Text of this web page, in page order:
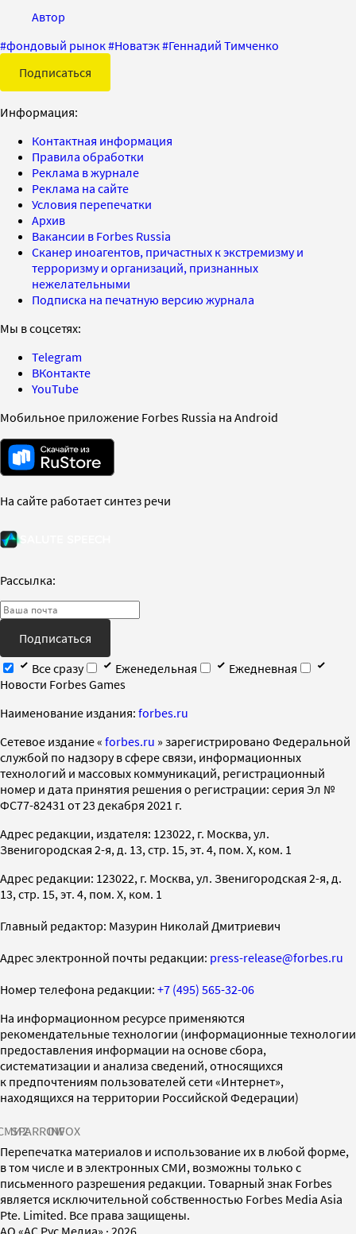
Автор
#фондовый рынок#Новатэк#Геннадий Тимченко
Подписаться
Информация:
Контактная информация
Правила обработки
Реклама в журнале
Реклама на сайте
Условия перепечатки
Архив
Вакансии в Forbes Russia
Сканер иноагентов, причастных к экстремизму и
терроризму и организаций, признанных
нежелательными
Подписка на печатную версию журнала
Мы в соцсетях:
Telegram
ВКонтакте
YouTube
Мобильное приложение Forbes Russia на Android
На сайте работает синтез речи
Рассылка:
Подписаться
Все сразу
Еженедельная
Ежедневная
Новости Forbes Games
Наименование издания: forbes.ru
Cетевое издание « forbes.ru » зарегистрировано Федеральной
службой по надзору в сфере связи, информационных
технологий и массовых коммуникаций, регистрационный
номер и дата принятия решения о регистрации: серия Эл №
ФС77-82431 от 23 декабря 2021 г.
Адрес редакции, издателя: 123022, г. Москва, ул.
Звенигородская 2-я, д. 13, стр. 15, эт. 4, пом. X, ком. 1
Адрес редакции: 123022, г. Москва, ул. Звенигородская 2-я, д.
13, стр. 15, эт. 4, пом. X, ком. 1
Главный редактор: Мазурин Николай Дмитриевич
Адрес электронной почты редакции: press-release@forbes.ru
Номер телефона редакции: +7 (495) 565-32-06
На информационном ресурсе применяются
рекомендательные технологии (информационные технологии
предоставления информации на основе сбора,
систематизации и анализа сведений, относящихся
к предпочтениям пользователей сети «Интернет»,
находящихся на территории Российской Федерации)
SPARROWINFOX
Перепечатка материалов и использование их в любой форме,
в том числе и в электронных СМИ, возможны только с
письменного разрешения редакции. Товарный знак Forbes
является исключительной собственностью Forbes Media Asia
Pte. Limited. Все права защищены.
AO «АС Рус Медиа» · 2026